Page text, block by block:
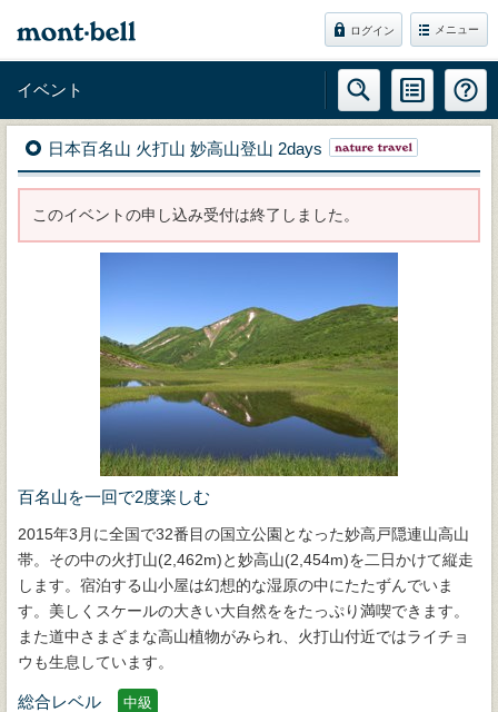
ログイン メニュー
イベント
日本百名山 火打山 妙高山登山 2days
このイベントの申し込み受付は終了しました。
百名山を一回で2度楽しむ
2015年3月に全国で32番目の国立公園となった妙高戸隠連山高山
帯。その中の火打山(2,462m)と妙高山(2,454m)を二日かけて縦走
します。宿泊する山小屋は幻想的な湿原の中にたたずんでいま
す。美しくスケールの大きい大自然ををたっぷり満喫できます。
また道中さまざまな高山植物がみられ、火打山付近ではライチョ
ウも生息しています。
総合レベル 中級